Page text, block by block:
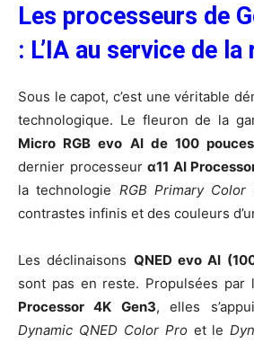
Les processeurs de
: L’IA au service de la
Sous le capot, c’est une véritable
technologique. Le fleuron de la
Micro RGB evo AI de 100 pouces
dernier processeur α11 AI
la technologie RGB Primary Color
contrastes infinis et des couleurs
Les déclinaisons QNED evo AI
sont pas en reste. Propulsées
Processor 4K Gen3, elles
Dynamic QNED Color Proet le